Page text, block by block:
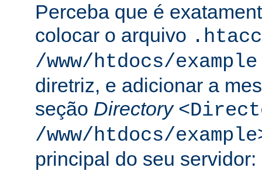
Perceba que é
colocar o arquivo
/www/htdocs/example
diretriz, e adicionar a
seção Directory
/www/htdocs/
principal do seu servidor: